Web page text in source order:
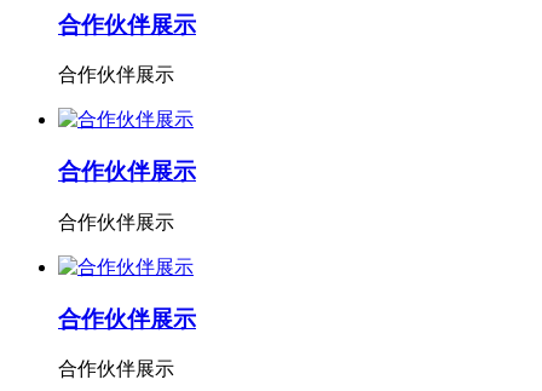
合作伙伴展示
合作伙伴展示
合作伙伴展示
合作伙伴展示
合作伙伴展示
合作伙伴展示